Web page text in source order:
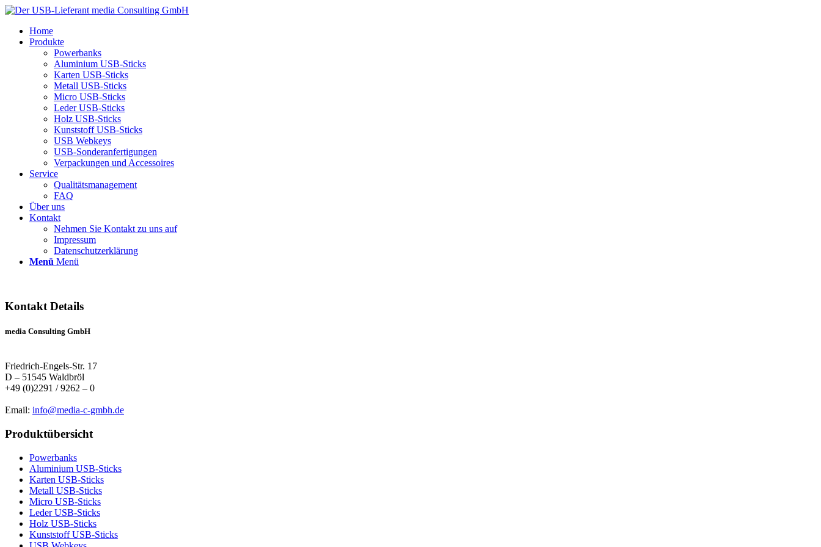
Home
Produkte
Powerbanks
Aluminium USB-Sticks
Karten USB-Sticks
Metall USB-Sticks
Micro USB-Sticks
Leder USB-Sticks
Holz USB-Sticks
Kunststoff USB-Sticks
USB Webkeys
USB-Sonderanfertigungen
Verpackungen und Accessoires
Service
Qualitätsmanagement
FAQ
Über uns
Kontakt
Nehmen Sie Kontakt zu uns auf
Impressum
Datenschutzerklärung
Menü Menü
Kontakt Details
media Consulting GmbH
Friedrich-Engels-Str. 17
D – 51545 Waldbröl
+49 (0)2291 / 9262 – 0
Email: info@media-c-gmbh.de
Produktübersicht
Powerbanks
Aluminium USB-Sticks
Karten USB-Sticks
Metall USB-Sticks
Micro USB-Sticks
Leder USB-Sticks
Holz USB-Sticks
Kunststoff USB-Sticks